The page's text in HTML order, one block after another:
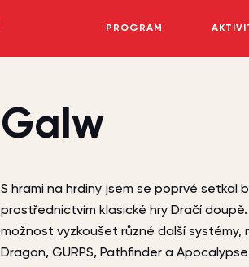
PROGRAM
Galw
S hrami na hrdiny jsem se poprvé setkal
prostřednictvím klasické hry Dračí
možnost vyzkoušet různé další systémy,
Dragon, GURPS, Pathfinder a